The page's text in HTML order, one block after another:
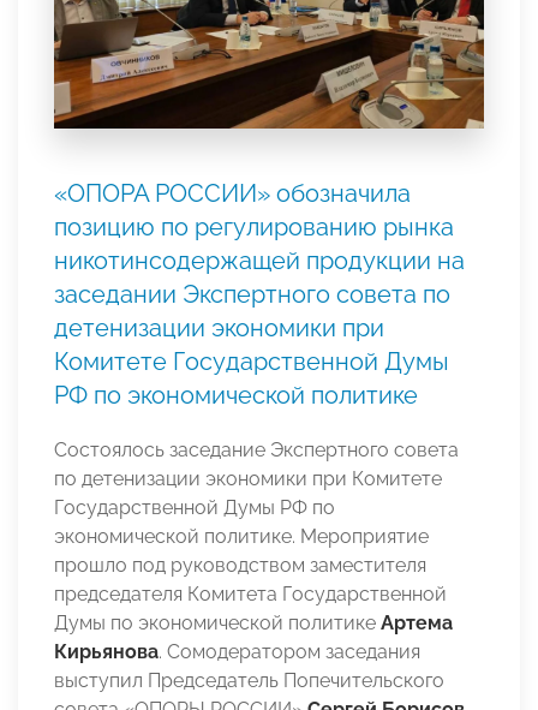
«ОПОРА РОССИИ» обозначила
позицию по регулированию рынка
никотинсодержащей продукции на
заседании Экспертного совета по
детенизации экономики при
Комитете Государственной Думы
РФ по экономической политике
Состоялось заседание Экспертного совета
по детенизации экономики при Комитете
Государственной Думы РФ по
экономической политике. Мероприятие
прошло под руководством заместителя
председателя Комитета Государственной
Думы по экономической политике Артема
Кирьянова. Сомодератором заседания
выступил Председатель Попечительского